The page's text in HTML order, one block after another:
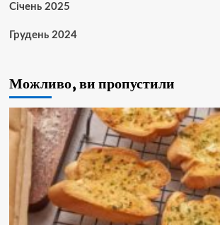
Січень 2025
Грудень 2024
Можливо, ви пропустили